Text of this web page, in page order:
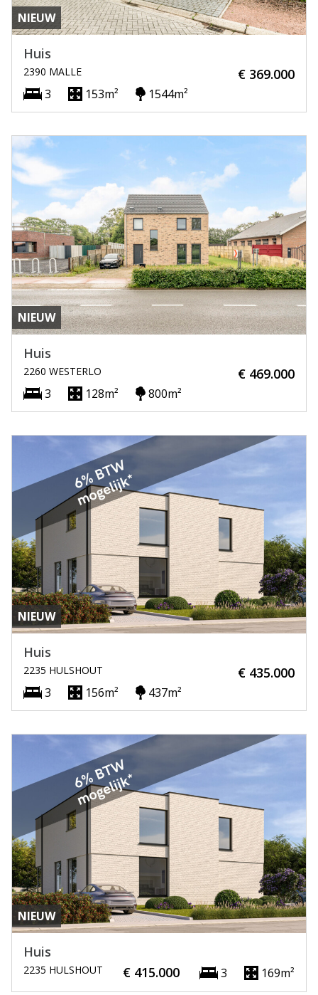
NIEUW
Huis
2390 MALLE € 369.000
3 153m² 1544m²
NIEUW
Huis
2260 WESTERLO € 469.000
3 128m² 800m²
NIEUW
Huis
2235 HULSHOUT € 435.000
3 156m² 437m²
NIEUW
Huis
2235 HULSHOUT € 415.000 3 169m²